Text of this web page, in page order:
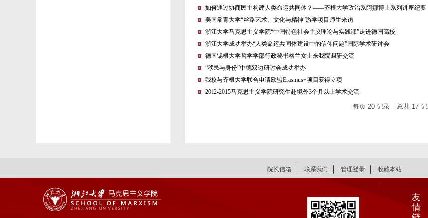
如何通过协商民主构建人类命运共同体？——齐根大学政治系阿娜博士系列讲座纪要
美国常青大学“丝路艺术、文化与精神”游学项目师生来访
浙江大学马克思主义学院“中国特色社会主义理论与实践课”走进德国高校
浙江大学成功举办“人类命运共同体建设中的信仰问题”国际学术研讨会
德国锡根大学哲学学部行政秘书格兰女士来我院调研交流
“移民与身份”中德双边研讨会成功举办
我校与齐根大学联合申请欧盟Erasmus+项目获得立项
2012-2015马克思主义学院研究生赴境外3个月以上学术交流
每页 20 记录 总共 17
院长信箱 联系我们 管理登录 收藏本站
友
情